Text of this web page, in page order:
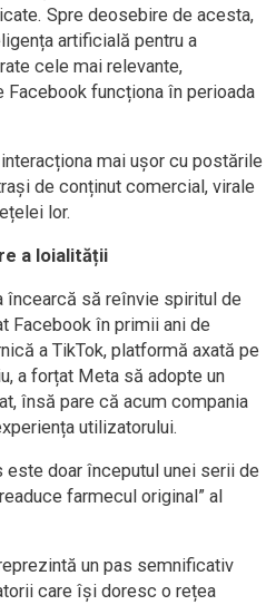
Spre deosebire de acesta,
artificială pentru a
cele mai relevante,
Facebook funcționa în perioada
mai ușor cu postările
de conținut comercial, virale
lor.
a loialității
încearcă să reînvie spiritul de
Facebook în primii ani de
a TikTok, platformă axată pe
a forțat Meta să adopte un
însă pare că acum compania
utilizatorului.
doar începutul unei serii de
farmecul original” al
un pas semnificativ
care își doresc o rețea